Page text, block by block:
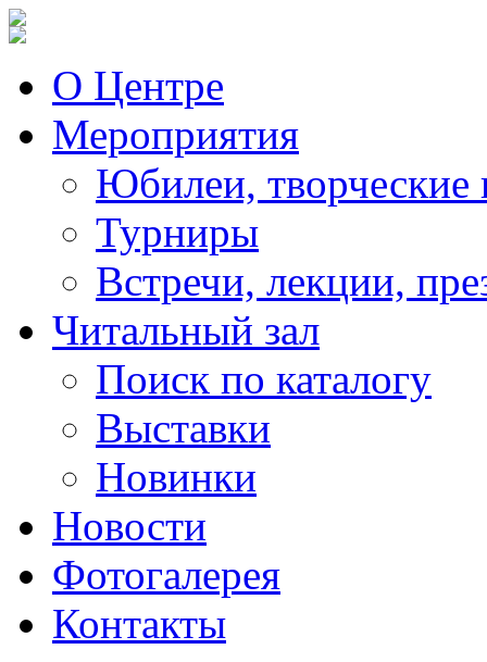
О Центре
Мероприятия
Юбилеи, творческие
Турниры
Встречи, лекции,
Читальный зал
Поиск по каталогу
Выставки
Новинки
Новости
Фотогалерея
Контакты